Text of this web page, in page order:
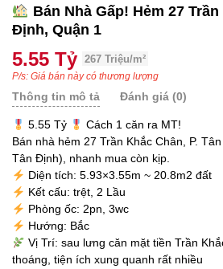
Bán Nhà Gấp! Hẻm 27
Định, Quận 1
5.55 Tỷ 267 Triệu/m²
P/s: Giá bán này có thương lượng
Thông tin mô tả Đánh giá (0)
5.55 Tỷ
Cách 1 căn ra MT!
Bán nhà hẻm 27 Trần Khắc Chân, P.
Tân Định), nhanh mua còn kịp.
Diện tích: 5.93×3.55m ~ 20.8m2 đất
Kết cấu: trệt, 2 Lầu
Phòng ốc: 2pn, 3wc
Hướng: Bắc
Vị Trí: sau lưng căn mặt tiền Trần
thoáng, tiện ích xung quanh rất nhiều